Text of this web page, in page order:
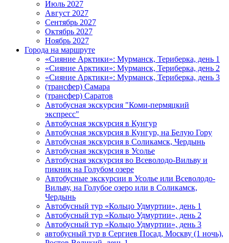
Июль 2027
Август 2027
Сентябрь 2027
Октябрь 2027
Ноябрь 2027
Города на маршруте
«Сияние Арктики»: Мурманск, Териберка, день 1
«Сияние Арктики»: Мурманск, Териберка, день 2
«Сияние Арктики»: Мурманск, Териберка, день 3
(трансфер) Самара
(трансфер) Саратов
Автобусная экскурсия "Коми-пермяцкий
экспресс"
Автобусная экскурсия в Кунгур
Автобусная экскурсия в Кунгур, на Белую Гору
Автобусная экскурсия в Соликамск, Чердынь
Автобусная экскурсия в Усолье
Автобусная экскурсия во Всеволодо-Вильву и
пикник на Голубом озере
Автобусные экскурсии в Усолье или Всеволодо-
Вильву, на Голубое озеро или в Соликамск,
Чердынь
Автобусный тур «Кольцо Удмуртии», день 1
Автобусный тур «Кольцо Удмуртии», день 2
Автобусный тур «Кольцо Удмуртии», день 3
автобусный тур в Сергиев Посад, Москву (1 ночь),